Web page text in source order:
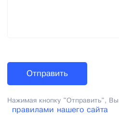
Нажимая кнопку "Отправить",
правилами нашего сайта